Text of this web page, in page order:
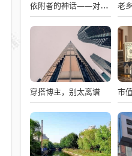
依附者的神话——对江学勤“日本韧性论”的学术批判
穿搭博主，别太离谱